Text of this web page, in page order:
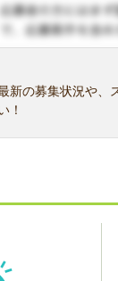
新の募集状況や、
！